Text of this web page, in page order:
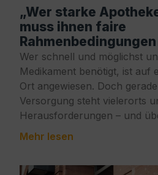
„Wer starke
muss ihnen faire
Wer schnell und möglichst
Medikament benötigt, ist auf
Ort angewiesen. Doch
Versorgung steht vielerorts
Herausforderungen – und
Mehr lesen